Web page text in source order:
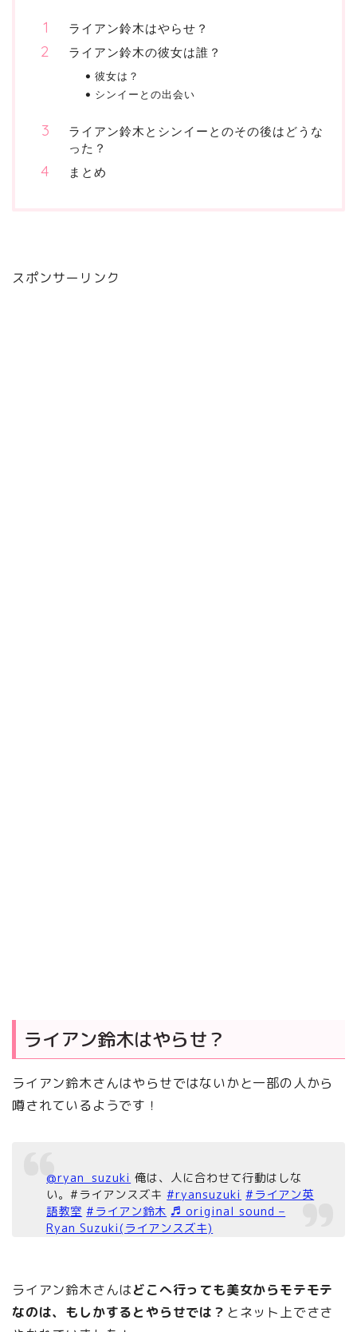
ライアン鈴木はやらせ？
ライアン鈴木の彼女は誰？
彼女は？
シンイーとの出会い
ライアン鈴木とシンイーとのその後はどうな
った？
まとめ
スポンサーリンク
ライアン鈴木はやらせ？
ライアン鈴木さんはやらせではないかと一部の人から
噂されているようです！
@ryan_suzuki 俺は、人に合わせて行動はしな
い。#ライアンスズキ#ryansuzuki #ライアン英
語教室 #ライアン鈴木 ♬ original sound –
Ryan Suzuki(ライアンスズキ)
ライアン鈴木さんはどこへ行っても美女からモテモテ
なのは、もしかするとやらせでは？ とネット上でささ